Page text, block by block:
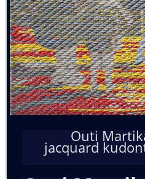
Outi
jacquard